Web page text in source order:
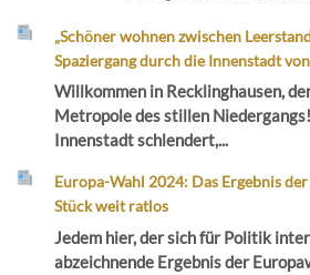
„Schöner wohnen zwischen
Spaziergang durch die Innenstadt
Willkommen in Recklinghausen,
Metropole des stillen
Innenstadt schlendert,...
Europa-Wahl 2024: Das Ergebnis
Stück weit ratlos
Jedem hier, der sich für Politik
abzeichnende Ergebnis der